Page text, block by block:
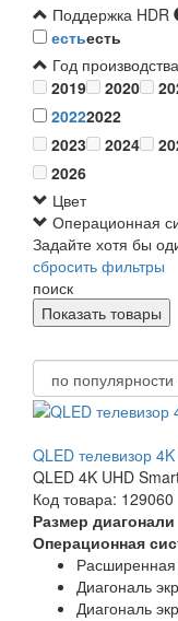
Поддержка HDR
естьесть
Год производства
2019
2020
20222022
2023
2024
2026
Цвет
Операционная
Задайте хотя бы
сбросить фильтры
поиск
QLED телевизор
QLED 4K UHD
Код товара: 129060
Размер диагонали
Операционная
Расширенная
Диагональ
Диагональ